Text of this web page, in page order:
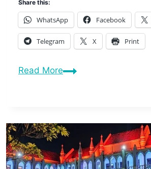
Share this:
WhatsApp Facebook
Telegram X Print
Read More